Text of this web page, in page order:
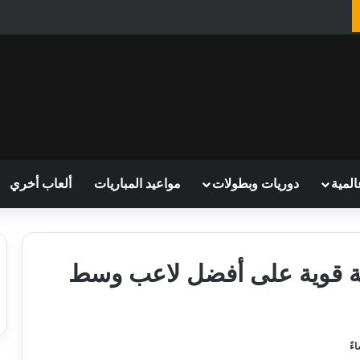
دوريات وبطولات مواعيد المباريات ألعاب أخري
قوية على أفضل لاعب وسط